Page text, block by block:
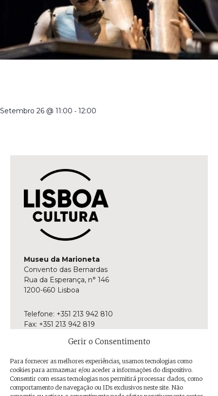
Gerir o Consentimento
Para fornecer as melhores experiências, usamos tecnologias como
cookies para armazenar e/ou aceder a informações do dispositivo.
Consentir com essas tecnologias nos permitirá processar dados, como
comportamento de navegação ou IDs exclusivos neste site. Não
Setembro 26 @ 11:00 - 12:00
Museu da Marioneta
Convento das Bernardas
Rua da Esperança, n° 146
1200-660 Lisboa
Telefone: +351 213 942 810
Fax: +351 213 942 819
Aberto de terça-feira a domingo
Das 10h às 18h
Última entrada às 17h30